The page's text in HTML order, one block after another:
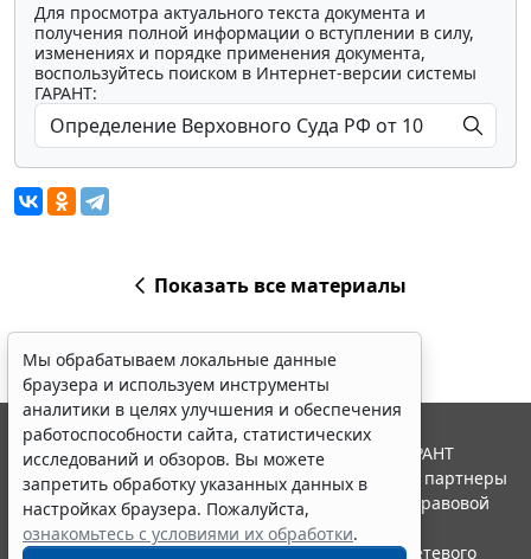
Для просмотра актуального текста документа и
получения полной информации о вступлении в силу,
изменениях и порядке применения документа,
воспользуйтесь поиском в Интернет-версии системы
ГАРАНТ:
Показать все материалы
Мы обрабатываем локальные данные
браузера и используем инструменты
аналитики в целях улучшения и обеспечения
работоспособности сайта, статистических
исследований и обзоров. Вы можете
запретить обработку указанных данных в
настройках браузера. Пожалуйста,
ознакомьтесь с условиями их обработки.
© ООО "НПП "ГАРАНТ-СЕРВИС", 2026. Система ГАРАНТ
выпускается с 1990 года. Компания "Гарант" и ее партнеры
являются участниками Российской ассоциации правовой
информации ГАРАНТ.
Портал ГАРАНТ.РУ зарегистрирован в качестве сетевого